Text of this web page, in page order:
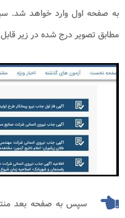
به صفحه اول وارد خواهد شد.
مطابق تصویر درج شده در زیر
سپس به صفحه بعد